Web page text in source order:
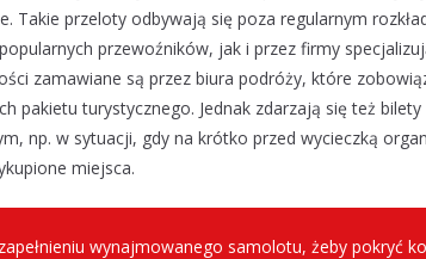
Takie przeloty odbywają się poza regularnym
przewoźników, jak i przez firmy
zamawiane są przez biura podróży, które
pakietu turystycznego. Jednak zdarzają się też bilety
np. w sytuacji, gdy na krótko przed wycieczką
miejsca.
wynajmowanego samolotu, żeby pokryć